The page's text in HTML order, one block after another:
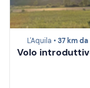
L'Aquila •37 km
Volo